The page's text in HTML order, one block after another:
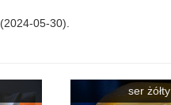
(2024-05-30).
ser żółty